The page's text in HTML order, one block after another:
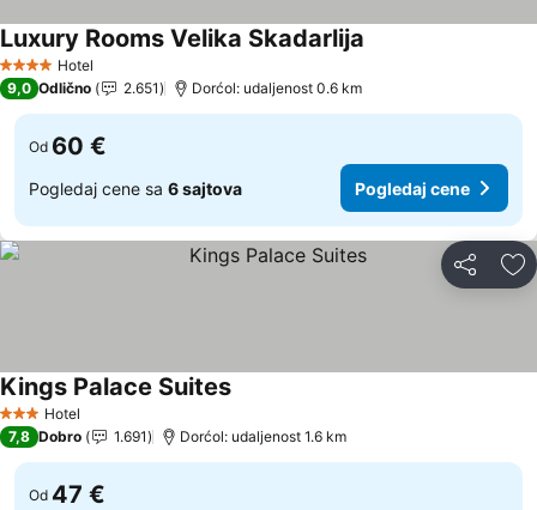
4 ZvezdiceHotel
Luxury Rooms Velika Skadarlija
9,0 Odlično 2.651 Dorćol: udaljenost 0.6 km
Od 60 €
Pogledaj cene sa 6 sajtova Pogledaj cene
Deli
3 Zvezdice
Hotel
Kings Palace SuitesPogledaj cene
7,8 Dobro 1.691 Dorćol: udaljenost 1.6 km
Od 47 €